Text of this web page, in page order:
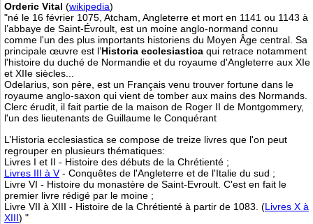
Orderic Vital (wikipedia)
"né le 16 février 1075, Atcham, Angleterre et mort en 1141 ou 1143 à
l’abbaye de Saint-Évroult, est un moine anglo-normand connu
comme l'un des plus importants historiens du Moyen Âge central. Sa
principale œuvre est l’Historia ecclesiastica qui retrace notamment
l'histoire du duché de Normandie et du royaume d'Angleterre aux XIe
et XIIe siècles...
Odelarius, son père, est un Français venu trouver fortune dans le
royaume anglo-saxon qui vient de tomber aux mains des Normands.
Clerc érudit, il fait partie de la maison de Roger II de Montgommery,
l'un des lieutenants de Guillaume le Conquérant
L’Historia ecclesiastica se compose de treize livres que l'on peut
regrouper en plusieurs thématiques:
Livres I et II - Histoire des débuts de la Chrétienté ;
Livres III à V- Conquêtes de l'Angleterre et de l'Italie du sud ;
Livre VI - Histoire du monastère de Saint-Evroult. C'est en fait le
premier livre rédigé par le moine ;
Livre VII à XIII - Histoire de la Chrétienté à partir de 1083. (Livres X à
XIII) "